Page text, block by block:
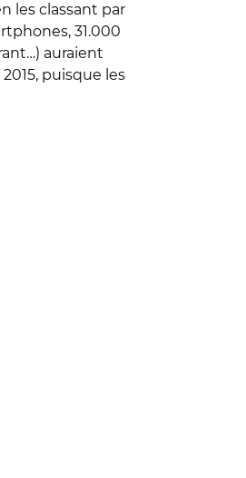
les classant par
31.000
auraient
puisque les